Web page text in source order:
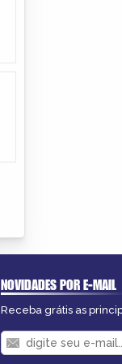
NOVIDADES POR E-MAIL
Receba grátis as